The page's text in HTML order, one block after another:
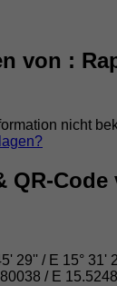
von :
nicht
QR-Code
29'' / E 15° 31'
/ E